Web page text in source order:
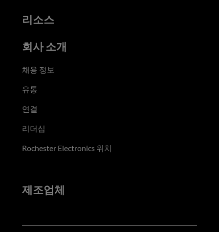
리소스
회사 소개
채용 정보
유통
연결
리더십
Rochester Electronics 위치
제조업체